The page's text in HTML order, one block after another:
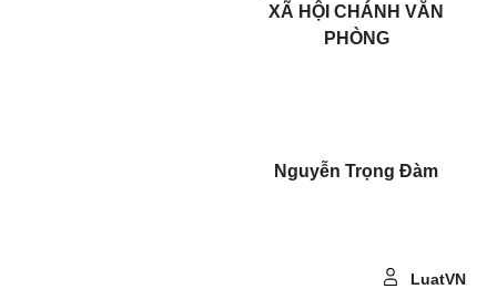
XÃ HỘI CHÁNH VĂN
PHÒNG
Nguyễn Trọng Đàm
LuatVN